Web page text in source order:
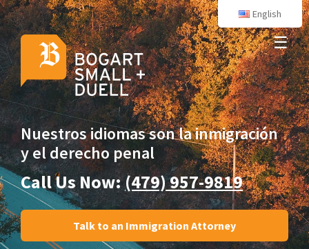
Nuestros idiomas sonla inmigración
y el derecho penal
Call Us Now: (479) 957-9819
Talk to an Immigration Attorney
English
☰